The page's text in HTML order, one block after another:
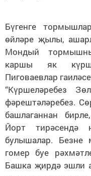
Бүгенге
өйләре җылы,
Мондый
каршы як
Пиговаевлар
“Күршеләребез
фәрештәләребез.
башлаганнан
Йорт
булышалар. Безне
гомер буе
Башка җирдә эшли